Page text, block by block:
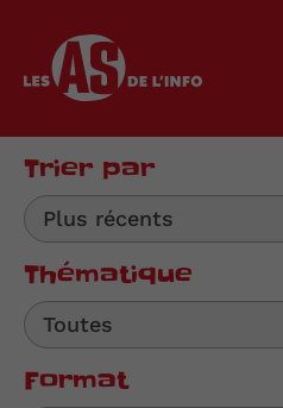
Les as de l'info
Trier par
Plus récents
Thématique
Toutes
Format